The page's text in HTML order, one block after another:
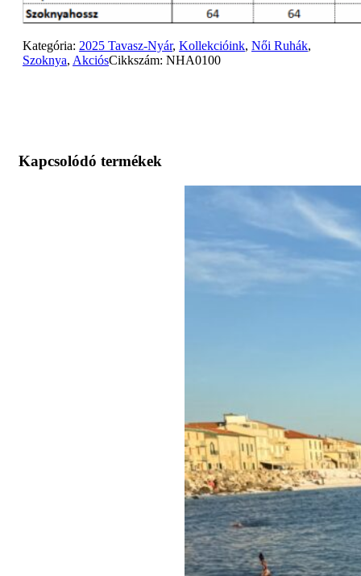
Kategória: 2025 Tavasz-Nyár, Kollekcióink, Női Ruhák,
Szoknya, AkciósCikkszám: NHA0100
Kapcsolódó termékek